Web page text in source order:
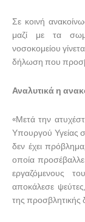
Σε κοινή
μαζί με τα
νοσοκομείου
δήλωση που
Αναλυτικά η
«Μετά την
Υπουργού Υγείας
δεν έχει
οποία
εργαζόμενους
αποκάλεσε
της